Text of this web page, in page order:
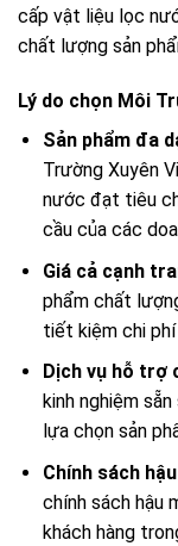
cấp vật liệu lọc
chất lượng sản
Lý do chọn Môi
Sản phẩm đa
Trường Xuyên
nước đạt tiêu
cầu của các
Giá cả cạnh
phẩm chất
tiết kiệm chi
Dịch vụ hỗ trợ
kinh nghiệm
lựa chọn sản
Chính sách
chính sách hậu
khách hàng